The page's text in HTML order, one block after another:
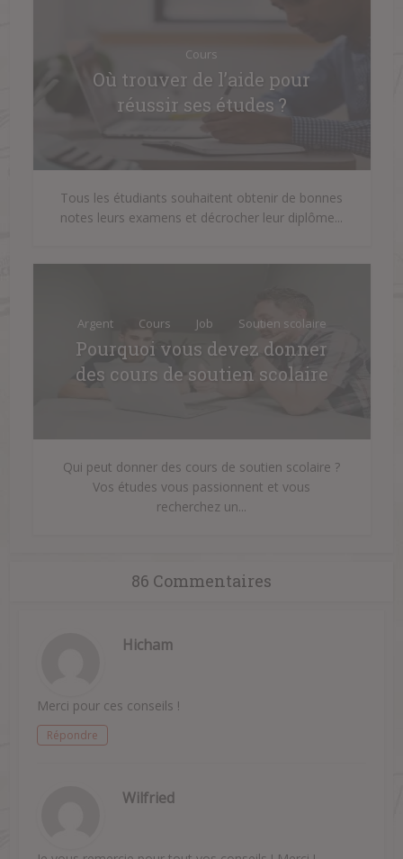
Cours
Où trouver de l’aide pour
réussir ses études ?
Tous les étudiants souhaitent obtenir de bonnes
notes leurs examens et décrocher leur diplôme...
Argent Cours Job Soutien scolaire
Pourquoi vous devez donner
des cours de soutien scolaire
Qui peut donner des cours de soutien scolaire ?
Vos études vous passionnent et vous
recherchez un...
86 Commentaires
Hicham
Merci pour ces conseils !
Répondre
Wilfried